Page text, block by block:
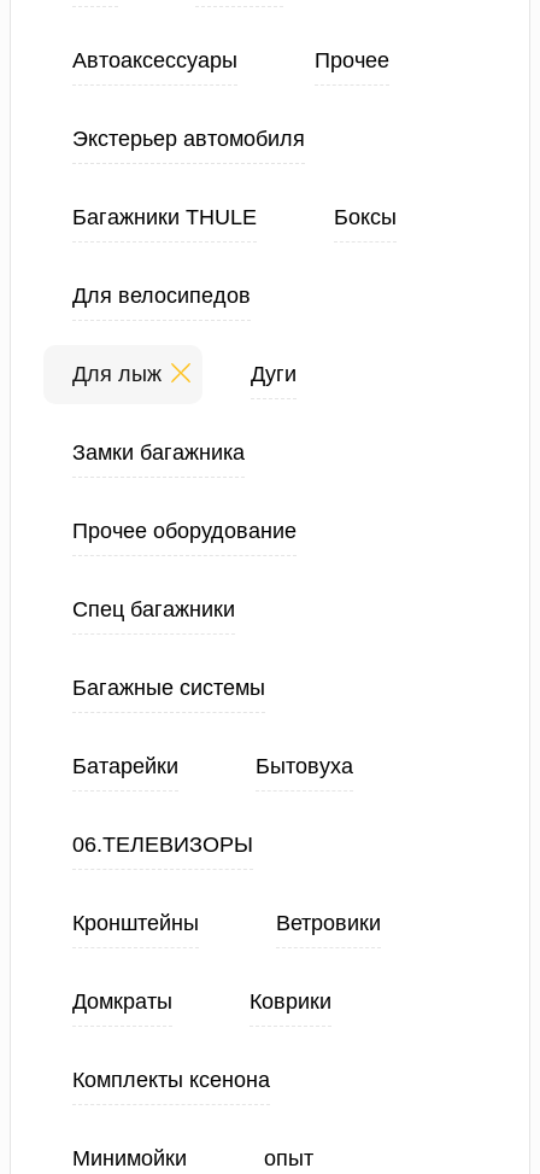
Автоаксессуары Прочее
Экстерьер автомобиля
Багажники THULE Боксы
Для велосипедов
Для лыж Дуги
Замки багажника
Прочее оборудование
Спец багажники
Багажные системы
Батарейки Бытовуха
06.ТЕЛЕВИЗОРЫ
Кронштейны Ветровики
Домкраты Коврики
Комплекты ксенона
Минимойки опыт